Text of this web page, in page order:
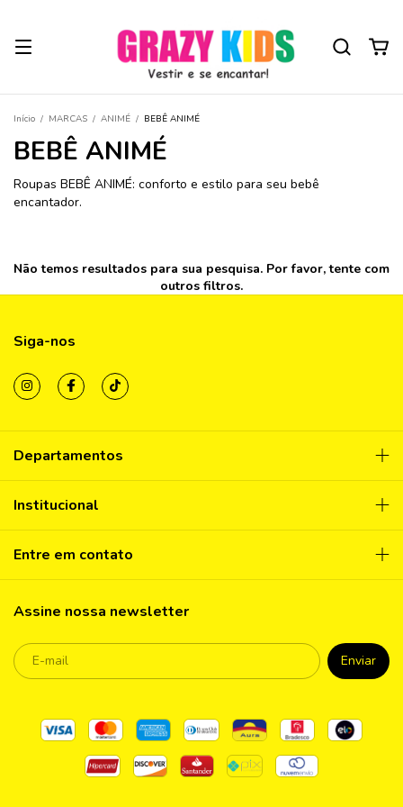
Início / MARCAS / ANIMÉ / BEBÊ ANIMÉ
BEBÊ ANIMÉ
Roupas BEBÊ ANIMÉ: conforto e estilo para seu bebê
encantador.
Não temos resultados para sua pesquisa. Por favor, tente com
outros filtros.
Siga-nos
Departamentos
Institucional
Entre em contato
Assine nossa newsletter